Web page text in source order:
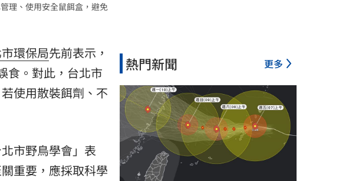
理、使用安全鼠餌盒，避免
環保局先前表示，
。對此， 台北市
使用散裝餌劑、不
市野鳥學會」表
重要，應採取科學
熱門新聞 更多